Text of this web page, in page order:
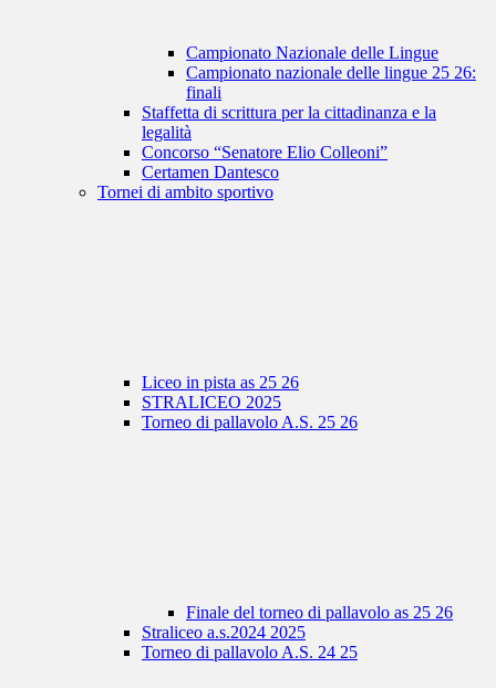
Campionato Nazionale delle Lingue
Campionato nazionale delle lingue 25 26:
finali
Staffetta di scrittura per la cittadinanza e la
legalità
Concorso “Senatore Elio Colleoni”
Certamen Dantesco
Tornei di ambito sportivo
Liceo in pista as 25 26
STRALICEO 2025
Torneo di pallavolo A.S. 25 26
Finale del torneo di pallavolo as 25 26
Straliceo a.s.2024 2025
Torneo di pallavolo A.S. 24 25